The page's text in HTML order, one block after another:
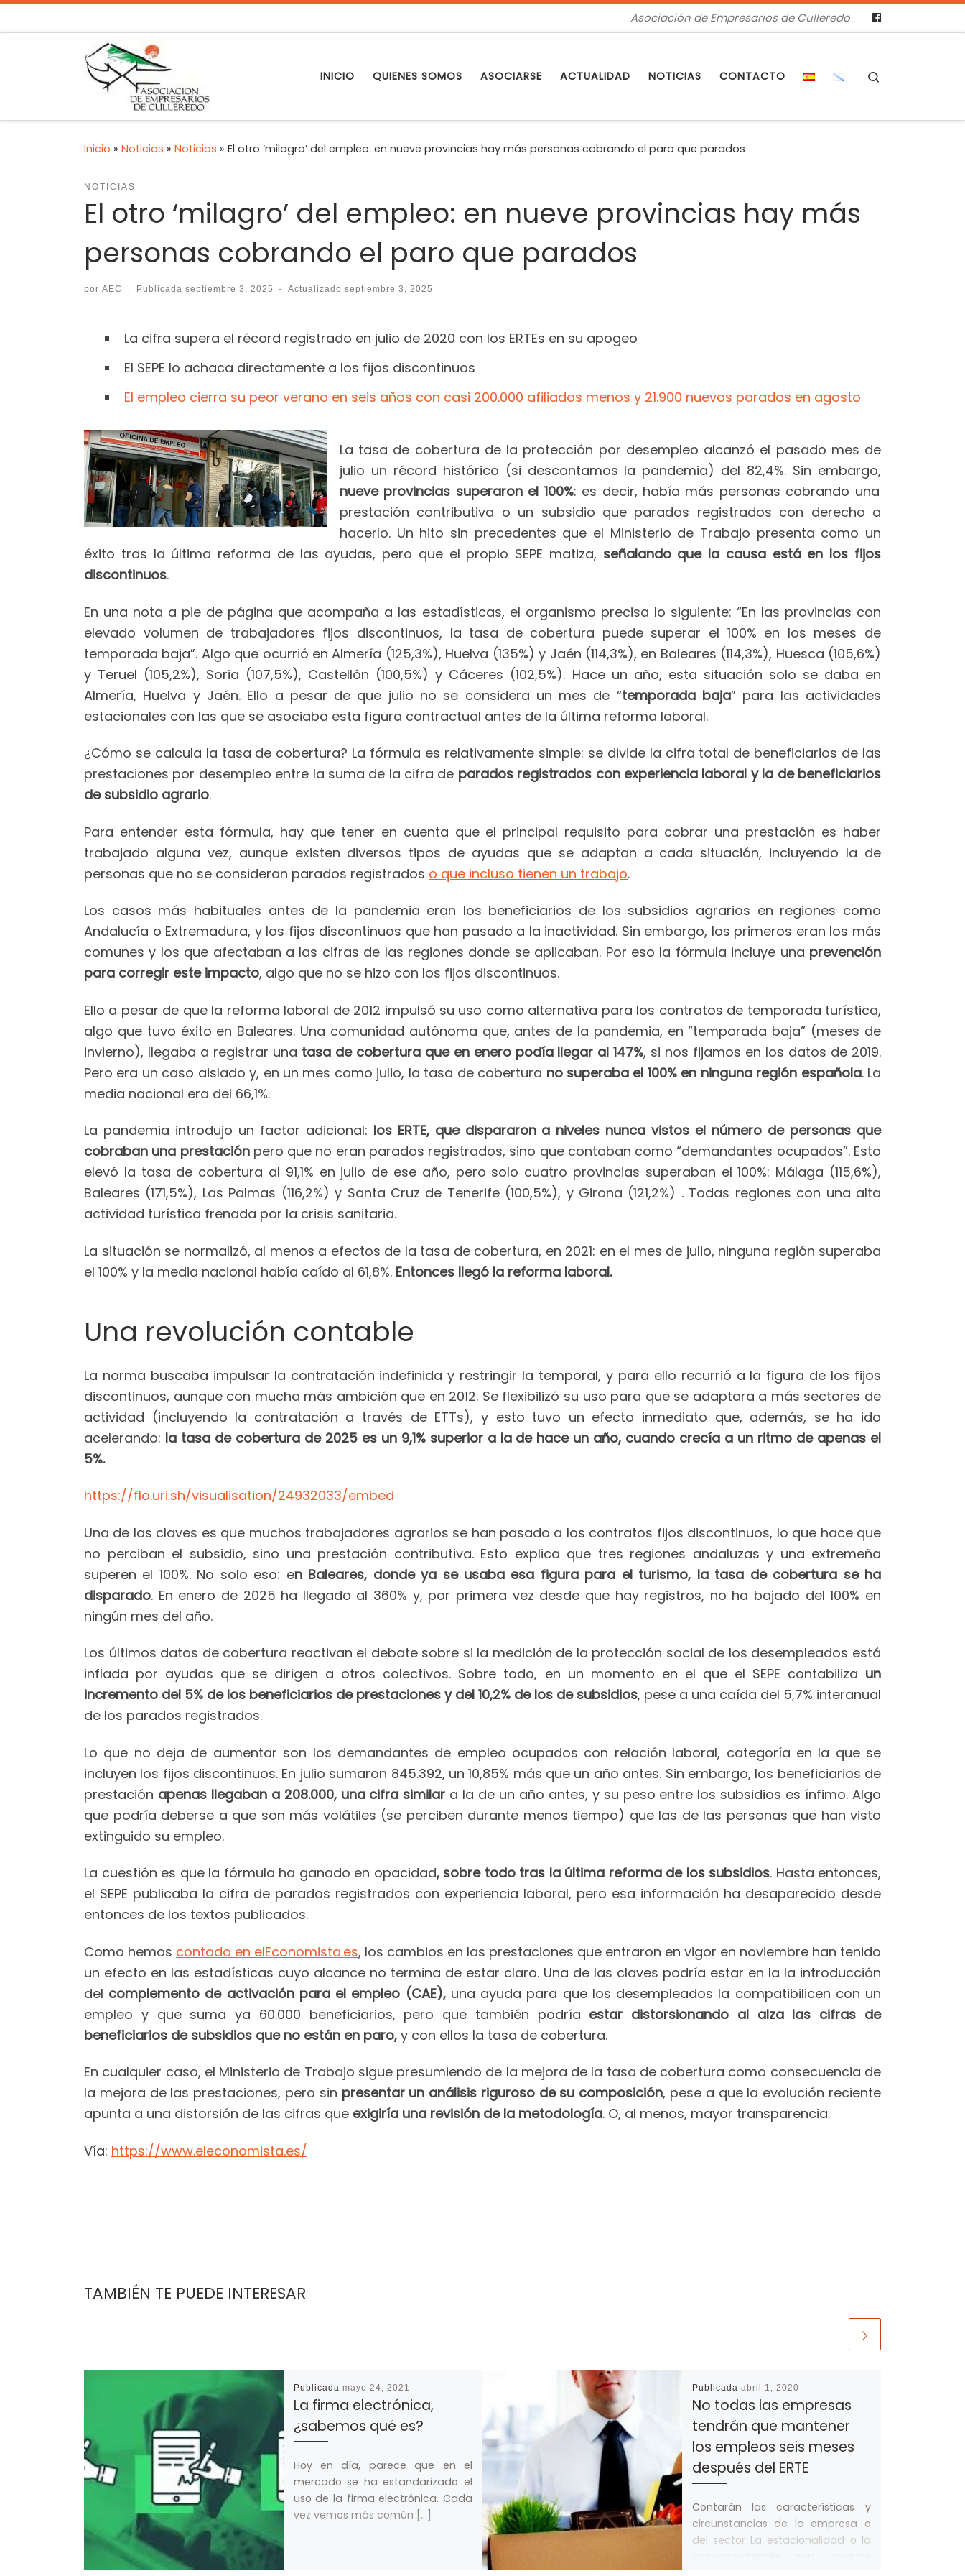
Asociación de Empresarios de Culleredo
INICIO QUIENES SOMOS ASOCIARSE ACTUALIDAD NOTICIAS CONTACTO
Inicio » Noticias » Noticias » El otro ‘milagro’ del empleo: en nueve provincias hay más personas cobrando el paro que parados
NOTICIAS
El otro ‘milagro’ del empleo: en nueve provincias hay más
personas cobrando el paro que parados
por AEC | Publicada septiembre 3, 2025 - Actualizadoseptiembre 3, 2025
La cifra supera el récord registrado en julio de 2020 con los ERTEs en su apogeo
El SEPE lo achaca directamente a los fijos discontinuos
El empleo cierra su peor verano en seis años con casi 200.000 afiliados menos y 21.900 nuevos parados en agosto
La tasa de cobertura de la protección por desempleo alcanzó el pasado mes de
julio un récord histórico (si descontamos la pandemia) del 82,4%. Sin embargo,
nueve provincias superaron el 100%: es decir, había más personas cobrando una
prestación contributiva o un subsidio que parados registrados con derecho a
hacerlo. Un hito sin precedentes que el Ministerio de Trabajo presenta como un
éxito tras la última reforma de las ayudas, pero que el propio SEPE matiza, señalando que la causa está en los fijos
discontinuos.
En una nota a pie de página que acompaña a las estadísticas, el organismo precisa lo siguiente: “En las provincias con
elevado volumen de trabajadores fijos discontinuos, la tasa de cobertura puede superar el 100% en los meses de
temporada baja”. Algo que ocurrió en Almería (125,3%), Huelva (135%) y Jaén (114,3%), en Baleares (114,3%), Huesca (105,6%)
y Teruel (105,2%), Soria (107,5%), Castellón (100,5%) y Cáceres (102,5%). Hace un año, esta situación solo se daba en
Almería, Huelva y Jaén. Ello a pesar de que julio no se considera un mes de “temporada baja” para las actividades
estacionales con las que se asociaba esta figura contractual antes de la última reforma laboral.
¿Cómo se calcula la tasa de cobertura? La fórmula es relativamente simple: se divide la cifra total de beneficiarios de las
prestaciones por desempleo entre la suma de la cifra de parados registrados con experiencia laboral y la de beneficiarios
de subsidio agrario.
Para entender esta fórmula, hay que tener en cuenta que el principal requisito para cobrar una prestación es haber
trabajado alguna vez, aunque existen diversos tipos de ayudas que se adaptan a cada situación, incluyendo la de
personas que no se consideran parados registrados o que incluso tienen un trabajo.
Los casos más habituales antes de la pandemia eran los beneficiarios de los subsidios agrarios en regiones como
Andalucía o Extremadura, y los fijos discontinuos que han pasado a la inactividad. Sin embargo, los primeros eran los más
comunes y los que afectaban a las cifras de las regiones donde se aplicaban. Por eso la fórmula incluye una prevención
para corregir este impacto, algo que no se hizo con los fijos discontinuos.
Ello a pesar de que la reforma laboral de 2012 impulsó su uso como alternativa para los contratos de temporada turística,
algo que tuvo éxito en Baleares. Una comunidad autónoma que, antes de la pandemia, en “temporada baja” (meses de
invierno), llegaba a registrar una tasa de cobertura que en enero podía llegar al 147%, si nos fijamos en los datos de 2019.
Pero era un caso aislado y, en un mes como julio, la tasa de cobertura no superaba el 100% en ninguna región española. La
media nacional era del 66,1%.
La pandemia introdujo un factor adicional: los ERTE, que dispararon a niveles nunca vistos el número de personas que
cobraban una prestaciónpero que no eran parados registrados, sino que contaban como “demandantes ocupados”. Esto
elevó la tasa de cobertura al 91,1% en julio de ese año, pero solo cuatro provincias superaban el 100%: Málaga (115,6%),
Baleares (171,5%), Las Palmas (116,2%) y Santa Cruz de Tenerife (100,5%), y Girona (121,2%) . Todas regiones con una alta
actividad turística frenada por la crisis sanitaria.
La situación se normalizó, al menos a efectos de la tasa de cobertura, en 2021: en el mes de julio, ninguna región superaba
el 100% y la media nacional había caído al 61,8%. Entonces llegó la reforma laboral.
Una revolución contable
La norma buscaba impulsar la contratación indefinida y restringir la temporal, y para ello recurrió a la figura de los fijos
discontinuos, aunque con mucha más ambición que en 2012. Se flexibilizó su uso para que se adaptara a más sectores de
actividad (incluyendo la contratación a través de ETTs), y esto tuvo un efecto inmediato que, además, se ha ido
acelerando: la tasa de cobertura de 2025 es un 9,1% superior a la de hace un año, cuando crecía a un ritmo de apenas el
5%.
https://flo.uri.sh/visualisation/24932033/embed
Una de las claves es que muchos trabajadores agrarios se han pasado a los contratos fijos discontinuos, lo que hace que
no perciban el subsidio, sino una prestación contributiva. Esto explica que tres regiones andaluzas y una extremeña
superen el 100%. No solo eso: en Baleares, donde ya se usaba esa figura para el turismo, la tasa de cobertura se ha
disparado. En enero de 2025 ha llegado al 360% y, por primera vez desde que hay registros, no ha bajado del 100% en
ningún mes del año.
Los últimos datos de cobertura reactivan el debate sobre si la medición de la protección social de los desempleados está
inflada por ayudas que se dirigen a otros colectivos. Sobre todo, en un momento en el que el SEPE contabiliza un
incremento del 5% de los beneficiarios de prestaciones y del 10,2% de los de subsidios, pese a una caída del 5,7% interanual
de los parados registrados.
Lo que no deja de aumentar son los demandantes de empleo ocupados con relación laboral, categoría en la que se
incluyen los fijos discontinuos. En julio sumaron 845.392, un 10,85% más que un año antes. Sin embargo, los beneficiarios de
prestación apenas llegaban a 208.000, una cifra similar a la de un año antes, y su peso entre los subsidios es ínfimo. Algo
que podría deberse a que son más volátiles (se perciben durante menos tiempo) que las de las personas que han visto
extinguido su empleo.
La cuestión es que la fórmula ha ganado en opacidad, sobre todo tras la última reforma de los subsidios. Hasta entonces,
el SEPE publicaba la cifra de parados registrados con experiencia laboral, pero esa información ha desaparecido desde
entonces de los textos publicados.
Como hemos contado en elEconomista.es, los cambios en las prestaciones que entraron en vigor en noviembre han tenido
un efecto en las estadísticas cuyo alcance no termina de estar claro. Una de las claves podría estar en la la introducción
del complemento de activación para el empleo (CAE),una ayuda para que los desempleados la compatibilicen con un
empleo y que suma ya 60.000 beneficiarios, pero que también podría estar distorsionando al alza las cifras de
beneficiarios de subsidios que no están en paro, y con ellos la tasa de cobertura.
En cualquier caso, el Ministerio de Trabajo sigue presumiendo de la mejora de la tasa de cobertura como consecuencia de
la mejora de las prestaciones, pero sin presentar un análisis riguroso de su composición, pese a que la evolución reciente
apunta a una distorsión de las cifras que exigiría una revisión de la metodología. O, al menos, mayor transparencia.
Vía: https://www.eleconomista.es/
TAMBIÉN TE PUEDE INTERESAR
Publicada mayo 24, 2021
La firma electrónica,
¿sabemos qué es?
Hoy en día, parece que en el
mercado se ha estandarizado el
uso de la firma electrónica. Cada
vez vemos más común […]
Publicada abril 1, 2020
No todas las empresas
tendrán que mantener
los empleos seis meses
después del ERTE
Contarán las características y
circunstancias de la empresa o
del sector La estacionalidad o la